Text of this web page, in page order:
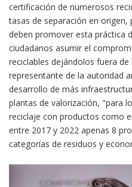
certificación de numerosos
tasas de separación en origen,
deben promover esta práctica
ciudadanos asumir el
reciclables dejándolos fuera
representante de la autoridad
desarrollo de más
plantas de valorización, "para
reciclaje con productos como
entre 2017 y 2022 apenas 8
categorías de residuos y